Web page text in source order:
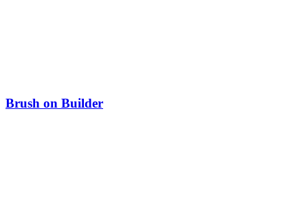
Brush on Builder